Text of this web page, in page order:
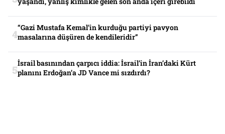
“Gazi Mustafa Kemal’in kurduğu partiyi pavyon
masalarına düşüren de kendileridir”
İsrail basınından çarpıcı iddia: İsrail’in İran’daki Kürt
planını Erdoğan’a JD Vance mi sızdırdı?